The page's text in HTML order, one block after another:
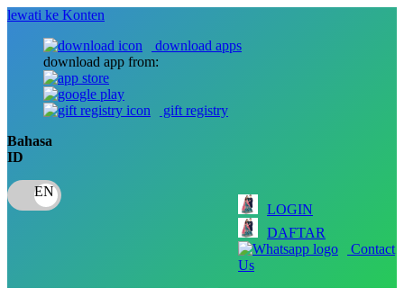
lewati ke Konten
download apps
download app from:
gift registry
Bahasa
ID
LOGIN
DAFTAR
Contact
Us